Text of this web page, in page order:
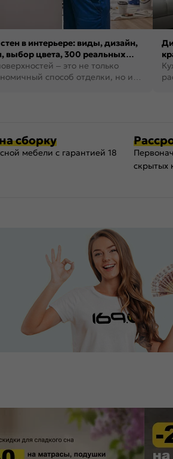
в интерьере: виды, дизайн,
выбор цвета, 300 реальных
– это не только
способ отделки, но и
сборку
мебели с гарантией 18
скрытых